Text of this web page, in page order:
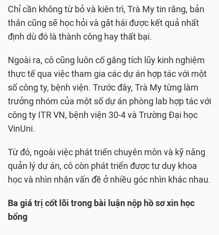
Chỉ cần không từ bỏ và kiên trì, Trà My tin rằng, bản
thân cũng sẽ học hỏi và gặt hái được kết quả nhất
định dù đó là thành công hay thất bại.
Ngoài ra, cô cũng luôn cố gắng tích lũy kinh nghiệm
thực tế qua việc tham gia các dự án hợp tác với một
số công ty, bệnh viện. Trước đây, Trà My từng làm
trưởng nhóm của một số dự án phòng lab hợp tác với
công ty ITR VN, bệnh viện 30-4 và Trường Đại học
VinUni.
Từ đó, ngoài việc phát triển chuyên môn và kỹ năng
quản lý dự án, cô còn phát triển được tư duy khoa
học và nhìn nhận vấn đề ở nhiều góc nhìn khác nhau.
Ba giá trị cốt lõi trong bài luận nộp hồ sơ xin học
bổng